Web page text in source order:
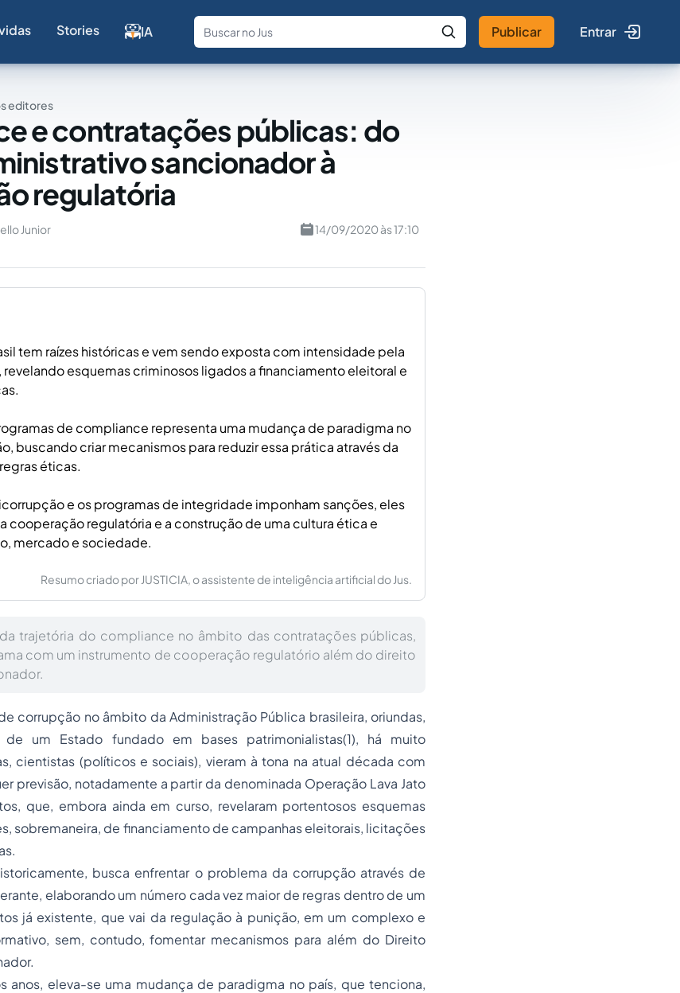
Stories IA
Fale com a IA Buscar no Jus
Publicar Entrar
editores
e contratações públicas: do
sancionador à
regulatória
Junior 14/09/2020 às 17:10
tem raízes históricas e vem sendo exposta com intensidade pela
revelando esquemas criminosos ligados a financiamento eleitoral e
de compliance representa uma mudança de paradigma no
buscando criar mecanismos para reduzir essa prática através da
éticas.
e os programas de integridade imponham sanções, eles
cooperação regulatória e a construção de uma cultura ética e
mercado e sociedade.
Resumo criado por JUSTICIA, o assistente de inteligência artificial do Jus.
trajetória do compliance no âmbito das contratações públicas,
com um instrumento de cooperação regulatório além do direito
corrupção no âmbito da Administração Pública brasileira, oriundas,
um Estado fundado em bases patrimonialistas(1), há muito
cientistas (políticos e sociais), vieram à tona na atual década com
previsão, notadamente a partir da denominada Operação Lava Jato
que, embora ainda em curso, revelaram portentosos esquemas
sobremaneira, de financiamento de campanhas eleitorais, licitações
busca enfrentar o problema da corrupção através de
elaborando um número cada vez maior de regras dentro de um
já existente, que vai da regulação à punição, em um complexo e
sem, contudo, fomentar mecanismos para além do Direito
anos, eleva-se uma mudança de paradigma no país, que tenciona,